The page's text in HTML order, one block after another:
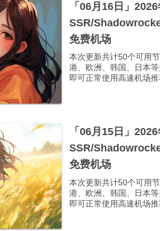
「06月16日」
SSR/
免费机场
本次更新共计50个可用
港、欧洲、韩国、日本
即可正常使用高速机场
「06月15日」
SSR/
免费机场
本次更新共计50个可用
港、欧洲、韩国、日本
即可正常使用高速机场